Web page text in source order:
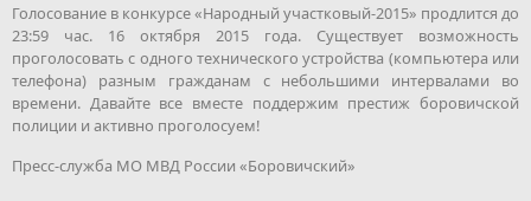
Голосование в конкурсе «Народный участковый-2015» продлится до
23:59 час. 16 октября 2015 года. Существует возможность
проголосовать с одного технического устройства (компьютера или
телефона) разным гражданам с небольшими интервалами во
времени. Давайте все вместе поддержим престиж боровичской
полиции и активно проголосуем!
Пресс-служба МО МВД России «Боровичский»